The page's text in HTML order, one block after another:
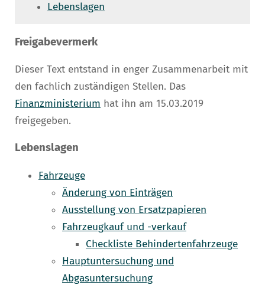
Lebenslagen
Freigabevermerk
Dieser Text entstand in enger Zusammenarbeit mit
den fachlich zuständigen Stellen. Das
Finanzministerium hat ihn am 15.03.2019
freigegeben.
Lebenslagen
Fahrzeuge
Änderung von Einträgen
Ausstellung von Ersatzpapieren
Fahrzeugkauf und -verkauf
Checkliste Behindertenfahrzeuge
Hauptuntersuchung und
Abgasuntersuchung